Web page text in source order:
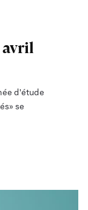
d'étude
se